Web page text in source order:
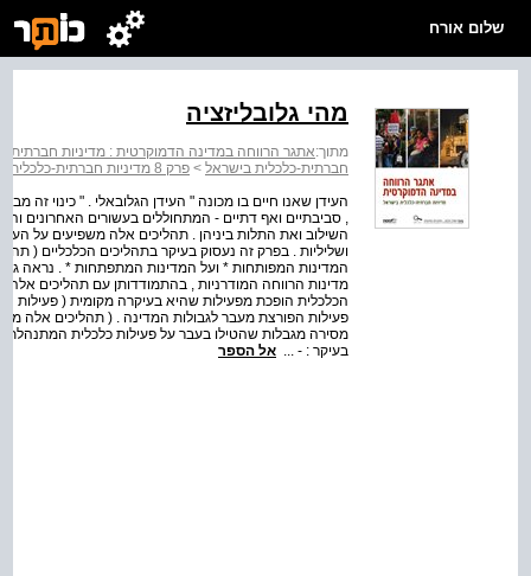
שלום אורח
מהי גלובליזציה
מתוך:אתגר הרווחה במדינה הדמוקרטית : מדיניות חברתית-
חברתית-כלכלית בישראל > פרק 8 מדיניות חברתית-כלכלית בעידן הגלובאלי
העידן שאנו חיים בו מכונה " העידן הגלובאלי . " כינוי זה
, סביבתיים ואף דתיים - המתחוללים בעשורים האחרונים
השילוב ואת התלות ביניהן . תהליכים אלה משפיעים על
ושליליות . בפרק זה נעסוק בעיקר בתהליכים הכלכליים (
המדינות המפותחות * ועל המדינות המתפתחות * . נראה גם
מדינות הרווחה המודרניות , בהתמודדותן עם תהליכים
הכלכלית הופכת מפעילות שהיא בעיקרה מקומית ( פעילות
פעילות הפורצת מעבר לגבולות המדינה . ( תהליכים אלה
בעיקר : - ... אל הספר